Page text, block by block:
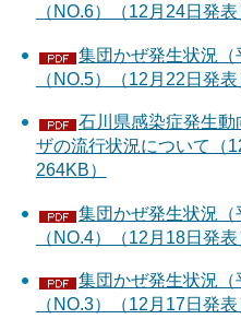
（NO.6）（12月24日発
集団かぜ発生状況（
（NO.5）（12月22日発
石川県感染症発生
ザの流行状況について（
264KB）
集団かぜ発生状況（
（NO.4）（12月18日発
集団かぜ発生状況（
（NO.3）（12月17日発